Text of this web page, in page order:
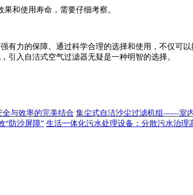
和使用寿命，需要仔细考察。
力的保障。通过科学合理的选择和使用，不仅可
引入自洁式空气过滤器无疑是一种明智的选择。
与效率的完美结合 集尘式自洁沙尘过滤机组——室
“防沙屏障” 生活一体化污水处理设备：分散污水治理